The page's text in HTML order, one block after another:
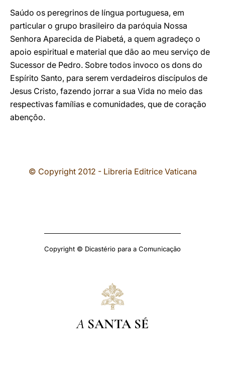
Saúdo os peregrinos de língua portuguesa, em
particular o grupo brasileiro da paróquia Nossa
Senhora Aparecida de Piabetá, a quem agradeço o
apoio espiritual e material que dão ao meu serviço de
Sucessor de Pedro. Sobre todos invoco os dons do
Espírito Santo, para serem verdadeiros discípulos de
Jesus Cristo, fazendo jorrar a sua Vida no meio das
respectivas famílias e comunidades, que de coração
abençôo.
© Copyright 2012 - Libreria Editrice Vaticana
Copyright © Dicastério para a Comunicação
A SANTA SÉ